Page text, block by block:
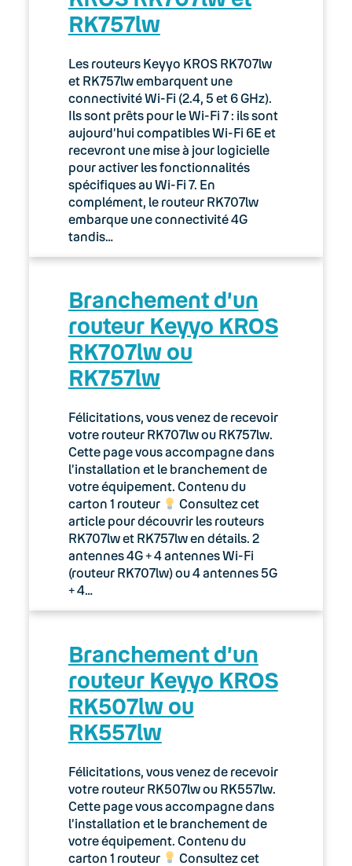
03. Accès Internet
04. Téléphonie fixe
05. Téléphonie Mobile
06. Cybersécurité
Keyyo Connect
Keyyo Visio
RK757lw
Les routeurs Keyyo KROS RK707lw
et RK757lw embarquent une
connectivité Wi-Fi (2.4, 5 et 6 GHz).
Ils sont prêts pour le Wi-Fi 7 : ils sont
aujourd’hui compatibles Wi-Fi 6E et
recevront une mise à jour logicielle
pour activer les fonctionnalités
spécifiques au Wi-Fi 7. En
complément, le routeur RK707lw
embarque une connectivité 4G
tandis…
Branchement d’un
routeur Keyyo KROS
RK707lw ou
RK757lw
Félicitations, vous venez de recevoir
votre routeur RK707lw ou RK757lw.
Cette page vous accompagne dans
l’installation et le branchement de
votre équipement. Contenu du
carton 1 routeur
Consultez cet
article pour découvrir les routeurs
RK707lw et RK757lw en détails. 2
antennes 4G + 4 antennes Wi-Fi
(routeur RK707lw) ou 4 antennes 5G
+ 4…
Branchement d’un
routeur Keyyo KROS
RK507lw ou
RK557lw
Félicitations, vous venez de recevoir
votre routeur RK507lw ou RK557lw.
Cette page vous accompagne dans
l’installation et le branchement de
votre équipement. Contenu du
carton 1 routeur
Consultez cet